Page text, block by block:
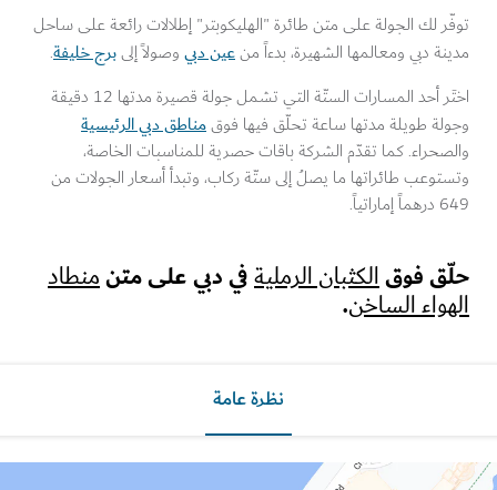
لك الجولة على متن طائرة "الهليكوبتر" إطلالات رائعة على ساحل
دبي ومعالمها الشهيرة، بدءاً منعين دبيوصولاً إلىبرج خليفة.
اختَر أحد المسارات الستّة التي تشمل جولة قصيرة مدتها 12 دقيقة
طويلة مدتها ساعة تحلّق فيها فوقمناطق دبي الرئيسية
كما تقدّم الشركة باقات حصرية للمناسبات الخاصة،
طائراتها ما يصلُ إلى ستّة ركاب، وتبدأ أسعار الجولات من
فوقالكثبان الرمليةفي دبي على متنمنطاد
الساخن.
نظرة عامة